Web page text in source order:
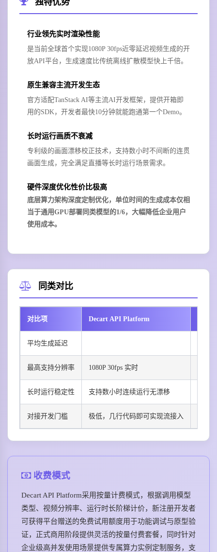
行业领先实时渲染性能
是当前全球首个实现1080P 30fps近零延迟视频生成的开
放API平台，生成速度比传统离线扩散模型快上千倍。
原生兼容主流开发生态
官方适配TanStack AI等主流AI开发框架，提供开箱即
用的SDK，开发者最快10分钟就能跑通第一个Demo。
长时运行画质不衰减
专利级的画面漂移校正技术，支持数小时不间断的连贯
画面生成，完全满足直播等长时运行场景需求。
硬件深度优化性价比极高
底层算力架构深度定制优化，单位时间的生成成本仅相
当于通用GPU部署同类模型的1/6，大幅降低企业用户
使用成本。
同类对比
对比项 Decart API Platform
平均生成延迟
最高支持分辨率 1080P 30fps 实时
长时运行稳定性 支持数小时连续运行无漂移
对接开发门槛 极低，几行代码即可实现流接入
收费模式
Decart API Platform采用按量计费模式，根据调用模型
类型、视频分辨率、运行时长阶梯计价，新注册开发者
可获得平台赠送的免费试用额度用于功能调试与原型验
证，正式商用阶段提供灵活的按量付费套餐，同时针对
企业级高并发使用场景提供专属算力实例定制服务，支